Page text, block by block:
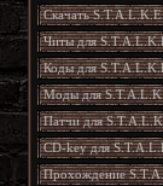
Скачать
Читы для
Коды для
Моды для
Патчи для
CD-key для
Прохождение